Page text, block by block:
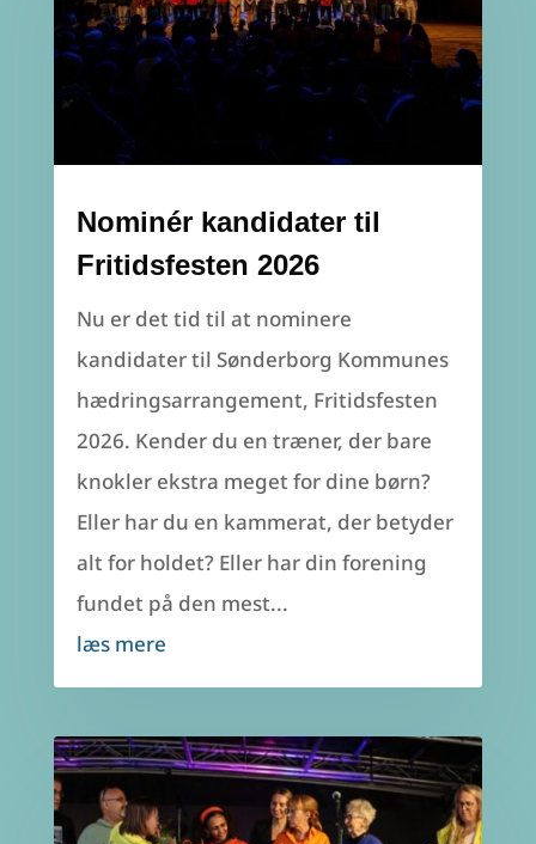
Nominér kandidater til
Fritidsfesten 2026
Nu er det tid til at nominere
kandidater til Sønderborg Kommunes
hædringsarrangement, Fritidsfesten
2026. Kender du en træner, der bare
knokler ekstra meget for dine børn?
Eller har du en kammerat, der betyder
alt for holdet? Eller har din forening
fundet på den mest...
læs mere